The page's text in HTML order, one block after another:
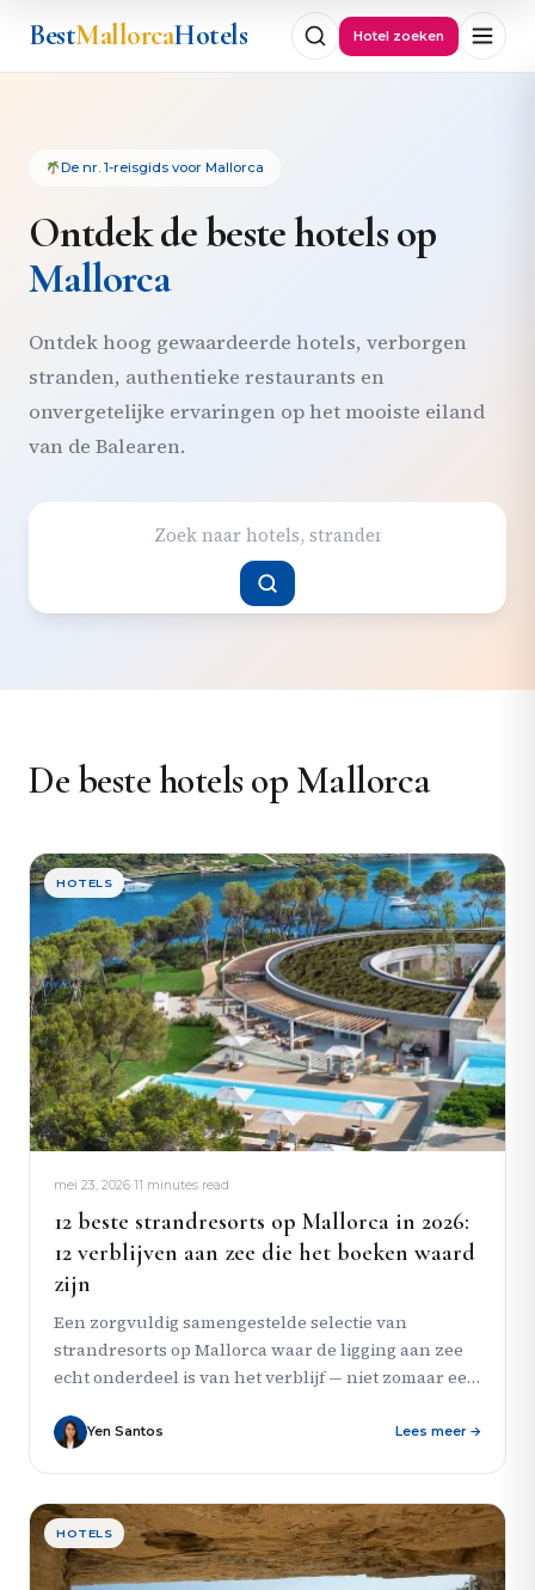
BestMallorcaHotels Hotel zoeken
De nr. 1-reisgids voor Mallorca
Ontdek de beste hotels op
Mallorca
Ontdek hoog gewaardeerde hotels, verborgen
stranden, authentieke restaurants en
onvergetelijke ervaringen op het mooiste eiland
van de Balearen.
De beste hotels op Mallorca
HOTELS
mei 23, 2026·11 minutes read
12 beste strandresorts op Mallorca in 2026:
12 verblijven aan zee die het boeken waard
zijn
Een zorgvuldig samengestelde selectie van
strandresorts op Mallorca waar de ligging aan zee
echt onderdeel is van het verblijf — niet zomaar een
Yen Santos Lees meer →
HOTELS